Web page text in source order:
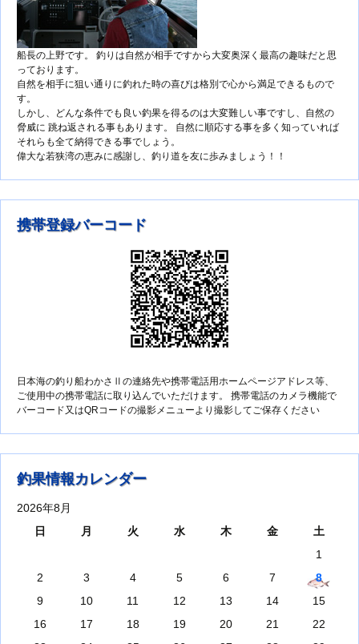
船長の上野です。 釣りは自然が相手ですから大変奥深く最高の趣味だと思
っております。
自然を相手に狙い通りに釣れた時の喜びは格別で心から満足できるもので
す。
しかし、どんな条件でも良い釣果を得るのは大変難しい事ですし、自然の
脅威に 跳ね返される事もあります。 自然に順応する事を多く知っていれば
それらも全て納得できる事でしょう。
偉大な若狭湾の恵みに感謝し、釣り道を友に歩みましょう！！
携帯登録バーコード
日本海の釣り船わかさⅡの連絡先や携帯電話用ホームページアドレス等、
ご使用中の携帯電話に取り込んでいただけます。 携帯電話のカメラ機能で
バーコード又はQRコードの撮影メニューより撮影してご保存ください
釣果情報カレンダー
2026年8月
日
月 火 水 木 金
土
1
2
3 4 5 6 7
8
9
10 11 12 13 14
15
16
17 18 19 20 21
22